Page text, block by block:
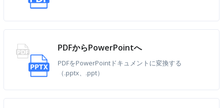
PDFからPowerPointへ
PDFをPowerPointドキュメントに変換する
（.pptx、.ppt）